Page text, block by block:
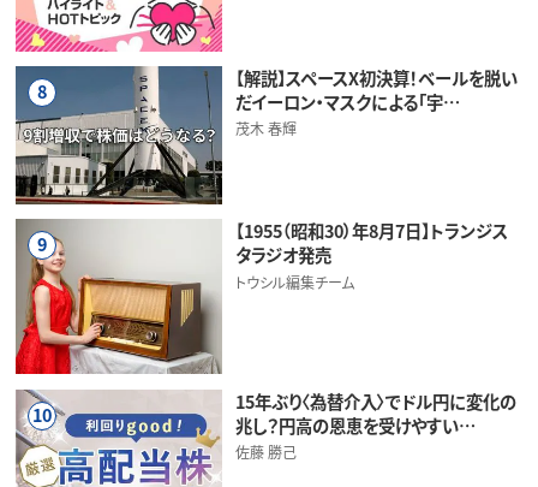
8
【解説】スペースX初決算！ベールを脱い
だイーロン・マスクによる「宇…
茂木 春輝
9
【1955（昭和30）年8月7日】トランジス
タラジオ発売
トウシル編集チーム
10
15年ぶり〈為替介入〉でドル円に変化の
兆し？円高の恩恵を受けやすい…
佐藤 勝己